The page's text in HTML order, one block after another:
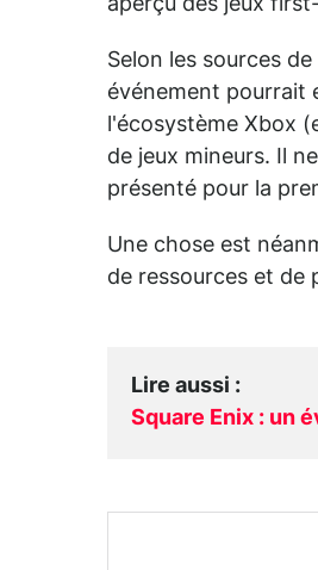
aperçu des jeux
Selon les sources de
événement pourrait
l'écosystème Xbox
de jeux mineurs. Il
présenté pour la
Une chose est
de ressources et de
Lire aussi :
Square Enix : un